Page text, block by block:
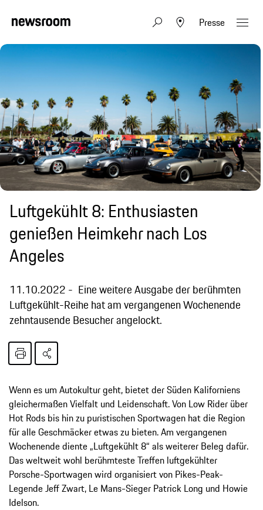
Presse
Luftgekühlt 8: Enthusiasten
genießen Heimkehr nach Los
Angeles
11.10.2022
Eine weitere Ausgabe der berühmten
Luftgekühlt-Reihe hat am vergangenen Wochenende
zehntausende Besucher angelockt.
Wenn es um Autokultur geht, bietet der Süden Kaliforniens
gleichermaßen Vielfalt und Leidenschaft. Von Low Rider über
Hot Rods bis hin zu puristischen Sportwagen hat die Region
für alle Geschmäcker etwas zu bieten. Am vergangenen
Wochenende diente „Luftgekühlt 8“ als weiterer Beleg dafür.
Das weltweit wohl berühmteste Treffen luftgekühlter
Porsche-Sportwagen wird organisiert von Pikes-Peak-
Legende Jeff Zwart, Le Mans-Sieger Patrick Long und Howie
Idelson.